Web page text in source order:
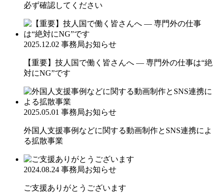
必ず確認してください
2025.12.02 事務局お知らせ
【重要】技人国で働く皆さんへ ― 専門外の仕事は“絶
対にNG”です
2025.05.01 事務局お知らせ
外国人支援事例などに関する動画制作とSNS連携によ
る拡散事業
2024.08.24 事務局お知らせ
ご支援ありがとうございます